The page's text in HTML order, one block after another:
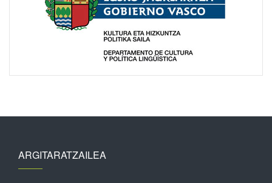
ARGITARATZAILEA